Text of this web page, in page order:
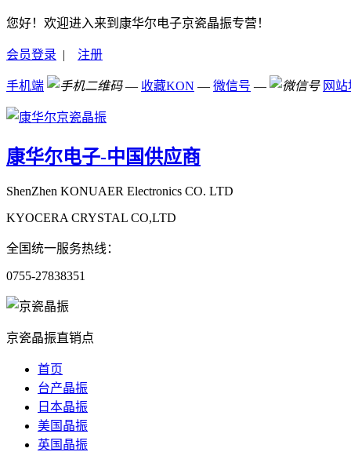
您好！欢迎进入来到康华尔电子京瓷晶振专营！
会员登录 | 注册
手机端 — 收藏KON — 微信号 — 网
康华尔电子-中国供应商
ShenZhen KONUAER Electronics CO. LTD
KYOCERA CRYSTAL CO,LTD
全国统一服务热线：
0755-27838351
京瓷晶振直销点
首页
台产晶振
日本晶振
美国晶振
英国晶振